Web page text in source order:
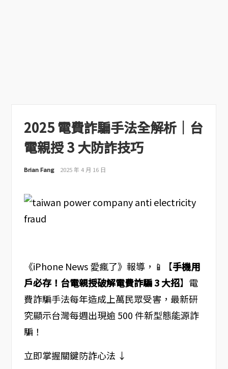
2025 電費詐騙手法全解析｜台
電親授 3 大防詐技巧
Brian Fang 2025 年 4 月 16 日
《iPhone News 愛瘋了》報導，📱【手機用
戶必存！台電親授破解電費詐騙 3 大招】電
費詐騙手法每年造成上萬民眾受害，最新研
究顯示台灣每週出現逾 500 件新型態能源詐
騙！
立即掌握關鍵防詐心法 ↓